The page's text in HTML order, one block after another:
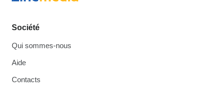
Société
Qui sommes-nous
Aide
Contacts